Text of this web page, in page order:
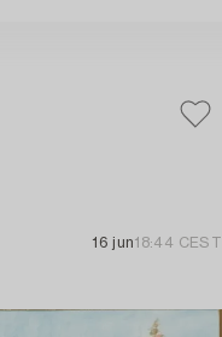
16 jun18:44 CEST